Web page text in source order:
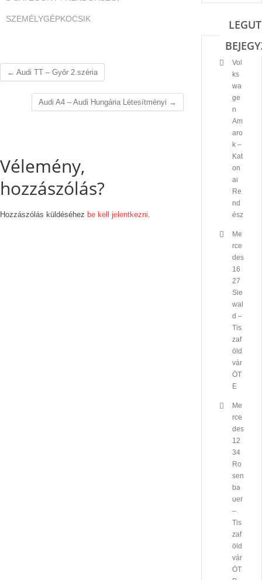
SZEMÉLYGÉPKOCSIK
← Audi TT – Győr 2.széria
Audi A4 – Audi Hungária Létesítményi →
Vélemény,
hozzászólás?
Hozzászólás küldéséhez be kell jelentkezni
Vol
ks
wa
ge
n
Am
aro
k –
Kat
on
ai
Re
nd
ész
Me
rce
des
16
27
Sie
wal
d –
Tis
zaf
öld
vár
ÖT
E
Me
rce
des
12
34
Ro
sen
ba
uer
–
Tis
zaf
öld
vár
ÖT